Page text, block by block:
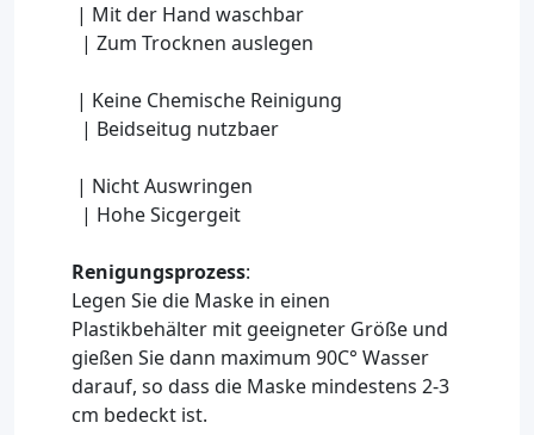
| Mit der Hand waschbar
| Zum Trocknen auslegen
| Keine Chemische Reinigung
| Beidseitug nutzbaer
| Nicht Auswringen
| Hohe Sicgergeit
Renigungsprozess:
Legen Sie die Maske in einen
Plastikbehälter mit geeigneter Größe und
gießen Sie dann maximum 90C° Wasser
darauf, so dass die Maske mindestens 2-3
cm bedeckt ist.